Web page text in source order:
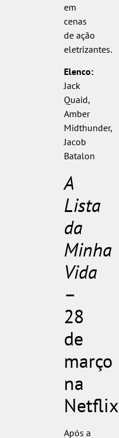
em
cenas
de ação
eletrizantes.
Elenco:
Jack
Quaid,
Amber
Midthunder,
Jacob
Batalon
A
Lista
da
Minha
Vida
–
28
de
março
na
Netflix
Após a